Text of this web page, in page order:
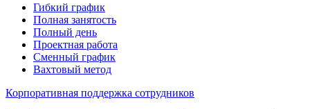
Гибкий график
Полная занятость
Полный день
Проектная работа
Сменный график
Вахтовый метод
Корпоративная поддержка сотрудников